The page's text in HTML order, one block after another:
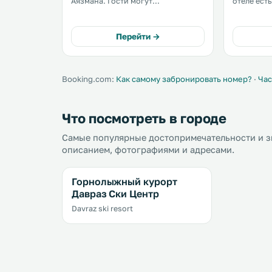
парковка. При отеле работает
ресторан.
Перейти →
Booking.com: Как самому забронировать номер? ·
Что посмотреть в городе
Самые популярные достопримечательности и
описанием, фотографиями и адресами.
Горнолыжный курорт
Давраз Ски Центр
Davraz ski resort